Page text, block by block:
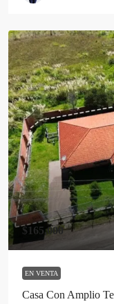
$165,000
EN VENTA
Casa Con Amplio